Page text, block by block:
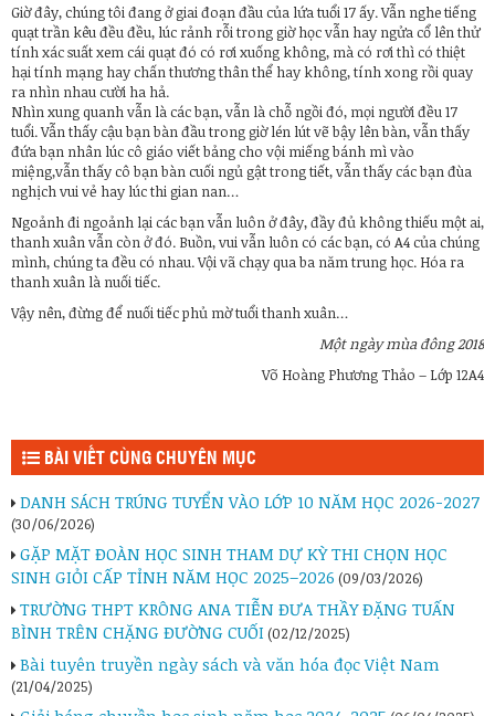
Giờ đây, chúng tôi đang ở giai đoạn đầu của lứa tuổi 17 ấy. Vẫn nghe tiếng
quạt trần kêu đều đều, lúc rảnh rỗi trong giờ học vẫn hay ngửa cổ lên thử
tính xác suất xem cái quạt đó có rơi xuống không, mà có rơi thì có thiệt
hại tính mạng hay chấn thương thân thể hay không, tính xong rồi quay
ra nhìn nhau cười ha hả.
Nhìn xung quanh vẫn là các bạn, vẫn là chỗ ngồi đó, mọi người đều 17
tuổi. Vẫn thấy cậu bạn bàn đầu trong giờ lén lút vẽ bậy lên bàn, vẫn thấy
đứa bạn nhân lúc cô giáo viết bảng cho vội miếng bánh mì vào
miệng,vẫn thấy cô bạn bàn cuối ngủ gật trong tiết, vẫn thấy các bạn đùa
nghịch vui vẻ hay lúc thi gian nan…
Ngoảnh đi ngoảnh lại các bạn vẫn luôn ở đây, đầy đủ không thiếu một ai,
thanh xuân vẫn còn ở đó. Buồn, vui vẫn luôn có các bạn, có A4 của chúng
mình, chúng ta đều có nhau. Vội vã chạy qua ba năm trung học. Hóa ra
thanh xuân là nuối tiếc.
Vậy nên, đừng để nuối tiếc phủ mờ tuổi thanh xuân…
Một ngày mùa đông 2018
Võ Hoàng Phương Thảo – Lớp 12A4
BÀI VIẾT CÙNG CHUYÊN MỤC
DANH SÁCH TRÚNG TUYỂN VÀO LỚP 10 NĂM HỌC 2026-2027
(30/06/2026)
GẶP MẶT ĐOÀN HỌC SINH THAM DỰ KỲ THI CHỌN HỌC
SINH GIỎI CẤP TỈNH NĂM HỌC 2025–2026 (09/03/2026)
TRƯỜNG THPT KRÔNG ANA TIỄN ĐƯA THẦY ĐẶNG TUẤN
BÌNH TRÊN CHẶNG ĐƯỜNG CUỐI (02/12/2025)
Bài tuyên truyền ngày sách và văn hóa đọc Việt Nam
(21/04/2025)